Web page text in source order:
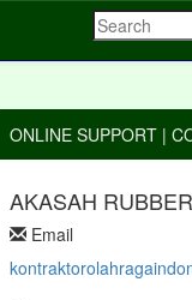
ONLINE SUPPORT |
AKASAH RUBBER
Email